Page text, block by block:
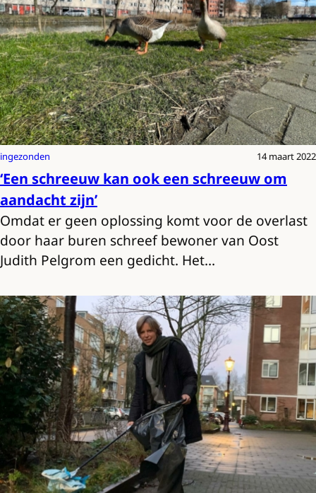
ingezonden 14 maart 2022
‘Een schreeuw kan ook een schreeuw om
aandacht zijn’
Omdat er geen oplossing komt voor de overlast
door haar buren schreef bewoner van Oost
Judith Pelgrom een gedicht. Het…